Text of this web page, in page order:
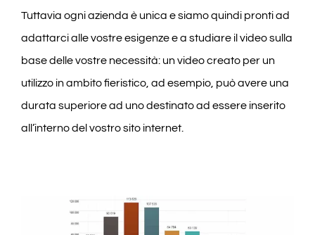
Tuttavia ogni azienda è unica e siamo quindi pronti ad
adattarci alle vostre esigenze e a studiare il video sulla
base delle vostre necessità: un video creato per un
utilizzo in ambito fieristico, ad esempio, può avere una
durata superiore ad uno destinato ad essere inserito
all’interno del vostro sito internet.